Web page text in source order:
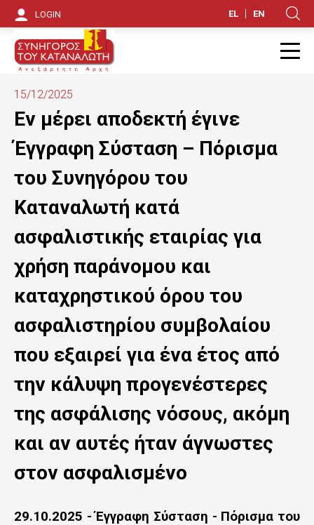
LOGIN EL EN
15/12/2025
Εν μέρει αποδεκτή έγινε
Έγγραφη Σύσταση – Πόρισμα
του Συνηγόρου του
Καταναλωτή κατά
ασφαλιστικής εταιρίας για
χρήση παράνομου και
καταχρηστικού όρου του
ασφαλιστηρίου συμβολαίου
που εξαιρεί για ένα έτος από
την κάλυψη προγενέστερες
της ασφάλισης νόσους, ακόμη
και αν αυτές ήταν άγνωστες
στον ασφαλισμένο
29.10.2025 - Έγγραφη Σύσταση - Πόρισμα του